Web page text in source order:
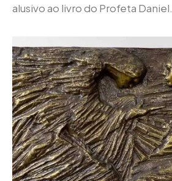
alusivo ao livro do Profeta Daniel.